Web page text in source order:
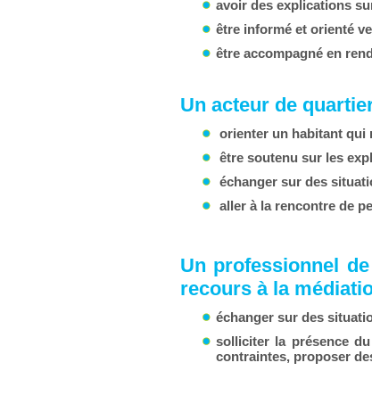
avoir des explications
être informé et orienté
être accompagné en
Un acteur de
orienter un habitant qui
être soutenu sur les
échanger sur des
aller à la rencontre de
Un professionnel
recours à la
échanger sur des
solliciter la présence
contraintes, proposer